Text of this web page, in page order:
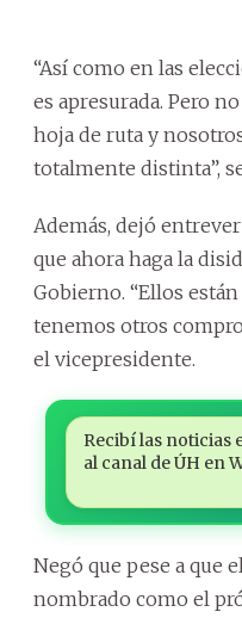
“Así como en las
es apresurada. Pero
hoja de ruta y
totalmente distinta”,
Además, dejó
que ahora haga la
Gobierno. “Ellos
tenemos otros
el vicepresidente.
Recibí las noticias
al canal de ÚH en
Negó que pese a que
nombrado como el